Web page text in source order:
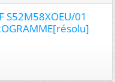
S52M58XOEU/01